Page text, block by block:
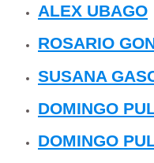
ALEX UBAGO
ROSARIO
SUSANA
DOMINGO
DOMINGO